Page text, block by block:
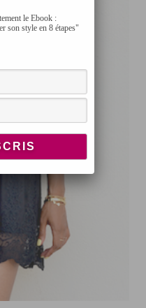
le Ebook :
son style en 8 étapes"